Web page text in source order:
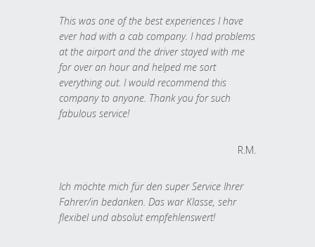
This was one of the best experiences I have
ever had with a cab company. I had problems
at the airport and the driver stayed with me
for over an hour and helped me sort
everything out. I would recommend this
company to anyone. Thank you for such
fabulous service!
R.M.
Ich möchte mich für den super Service Ihrer
Fahrer/in bedanken. Das war Klasse, sehr
flexibel und absolut empfehlenswert!